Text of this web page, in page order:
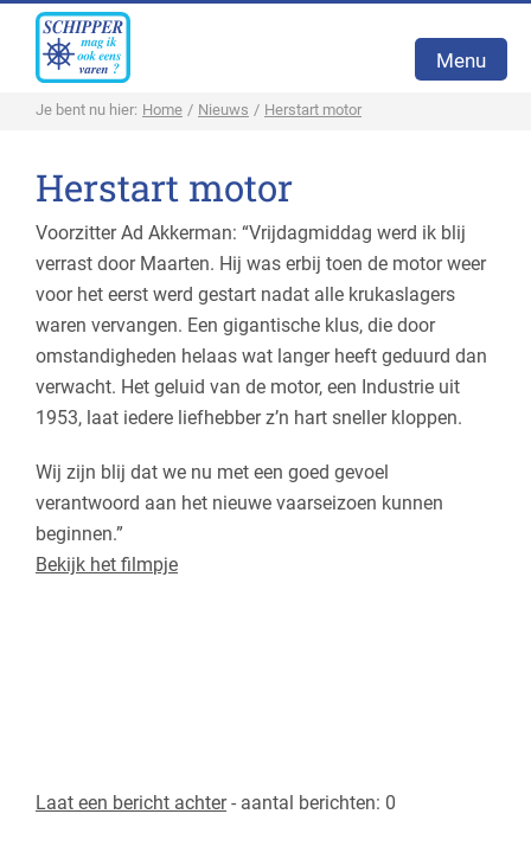
De Stichting
Nieuws
Vergaderen
Contact
Boeken
Bel nu
Menu
Je bent nu hier: Home / Nieuws / Herstart motor
Herstart motor
Voorzitter Ad Akkerman: “Vrijdagmiddag werd ik blij
verrast door Maarten. Hij was erbij toen de motor weer
voor het eerst werd gestart nadat alle krukaslagers
waren vervangen. Een gigantische klus, die door
omstandigheden helaas wat langer heeft geduurd dan
verwacht. Het geluid van de motor, een Industrie uit
1953, laat iedere liefhebber z’n hart sneller kloppen.
Wij zijn blij dat we nu met een goed gevoel
verantwoord aan het nieuwe vaarseizoen kunnen
beginnen.”
Bekijk het filmpje
Laat een bericht achter- aantal berichten: 0